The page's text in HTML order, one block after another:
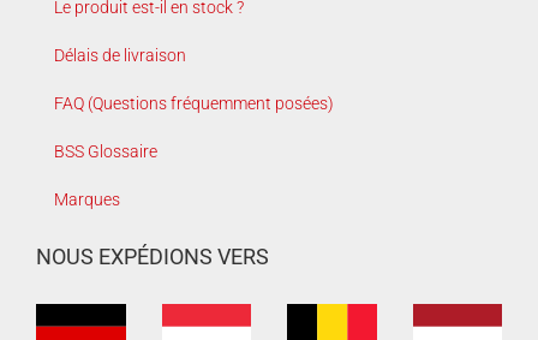
Le produit est-il en stock ?
Délais de livraison
FAQ (Questions fréquemment posées)
BSS Glossaire
Marques
NOUS EXPÉDIONS VERS